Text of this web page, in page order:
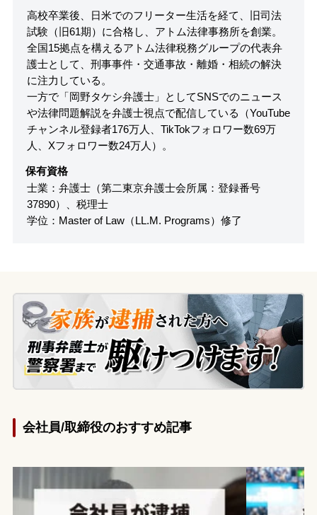
高校卒業後、日米でのフリーター生活を経て、旧司法
試験（旧61期）に合格し、アトム法律事務所を創業。
全国15拠点を構えるアトム法律税務グループの代表弁
護士として、刑事事件・交通事故・離婚・相続の解決
に注力している。
一方で「岡野タケシ弁護士」としてSNSでのニュース
や法律問題解説を弁護士視点で配信している（YouTube
チャンネル登録者176万人、TikTokフォロワー数69万
人、Xフォロワー数24万人）。
保有資格
士業：弁護士（第二東京弁護士会所属：登録番号
37890）、税理士
学位：Master of Law（LL.M. Programs）修了
会社員/取締役のおすすめ記事